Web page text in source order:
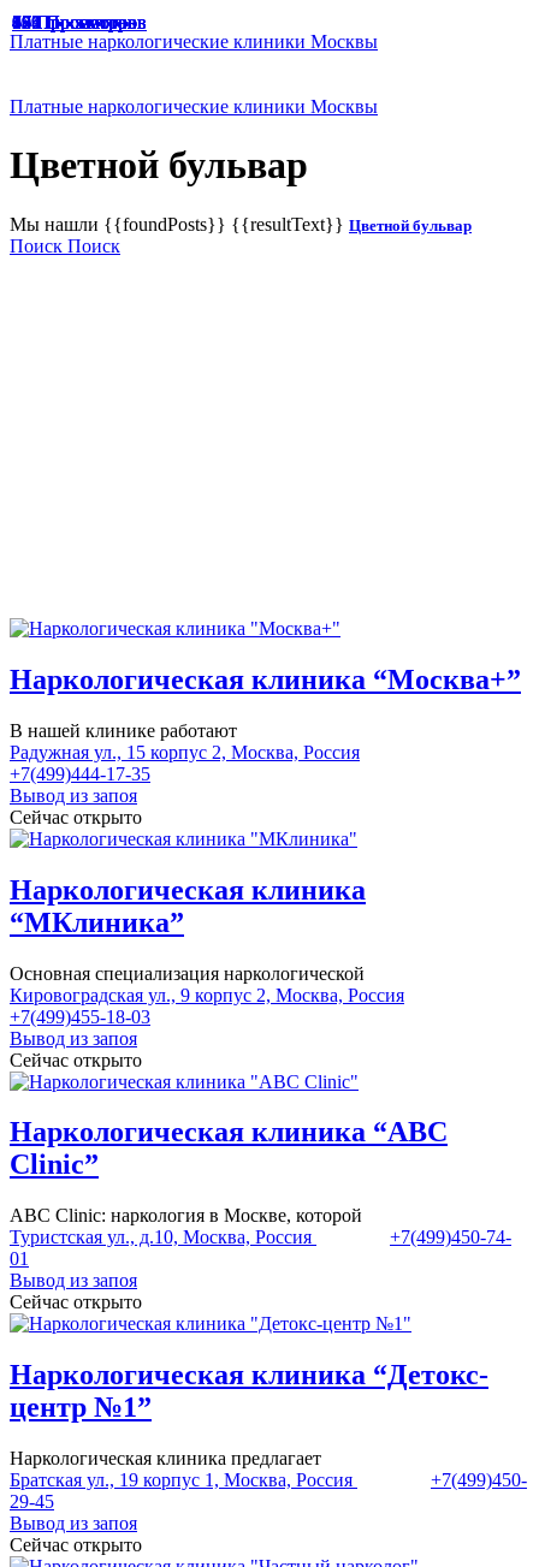
Платные наркологические клиники Москвы
Платные наркологические клиники Москвы
Цветной бульвар
Мы нашли {{foundPosts}} {{resultText}} Цветной бульвар
Поиск Поиск
49 Просмотров
Наркологическая клиника “Москва+”
В нашей клинике работают
Радужная ул., 15 корпус 2, Москва, Россия
+7(499)444-17-35
Вывод из запоя
Сейчас открыто
47 Просмотров
Наркологическая клиника
“МКлиника”
Основная специализация наркологической
Кировоградская ул., 9 корпус 2, Москва, Россия
+7(499)455-18-03
Вывод из запоя
Сейчас открыто
33 Просмотра
Наркологическая клиника “ABC
Clinic”
ABC Clinic: наркология в Москве, которой
Туристская ул., д.10, Москва, Россия
+7(499)450-74-
01
Вывод из запоя
Сейчас открыто
65 Просмотров
Наркологическая клиника “Детокс-
центр №1”
Наркологическая клиника предлагает
Братская ул., 19 корпус 1, Москва, Россия
+7(499)450-
29-45
Вывод из запоя
Сейчас открыто
67 Просмотров
166 Просмотров
125 Просмотров
136 Просмотров
187 Просмотров
174 Просмотра
129 Просмотров
191 Просмотр
94 Просмотра
45 Просмотров
46 Просмотров
57 Просмотров
63 Просмотра
75 Просмотров